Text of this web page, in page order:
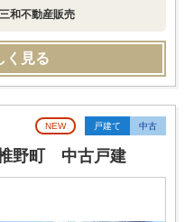
和不動産販売
く見る
NEW 戸建て 中古
野町 中古戸建